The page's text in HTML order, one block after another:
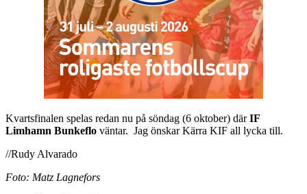
Kvartsfinalen spelas redan nu på söndag (6 oktober) därIF
Limhamn Bunkeflo väntar. Jag önskar Kärra KIF all lycka till.
//Rudy Alvarado
Foto: Matz Lagnefors